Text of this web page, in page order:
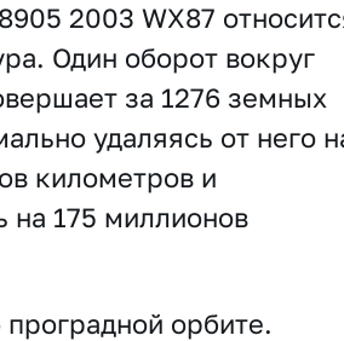
2003 WX87
Один оборот вокруг
за 1276 земных
удаляясь от него
километров и
на 175 миллионов
орбите.